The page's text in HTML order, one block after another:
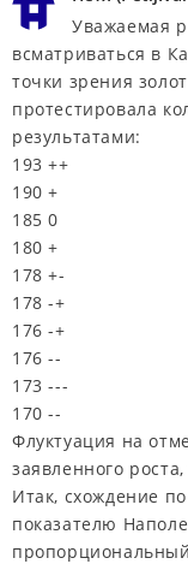
Уважаемая
всматриваться в
точки зрения
протестировала
результатами:
193 ++
190 +
185 0
180 +
178 +-
178 -+
176 -+
176 --
173 ---
170 --
Флуктуация на
заявленного
Итак, схождение
показателю